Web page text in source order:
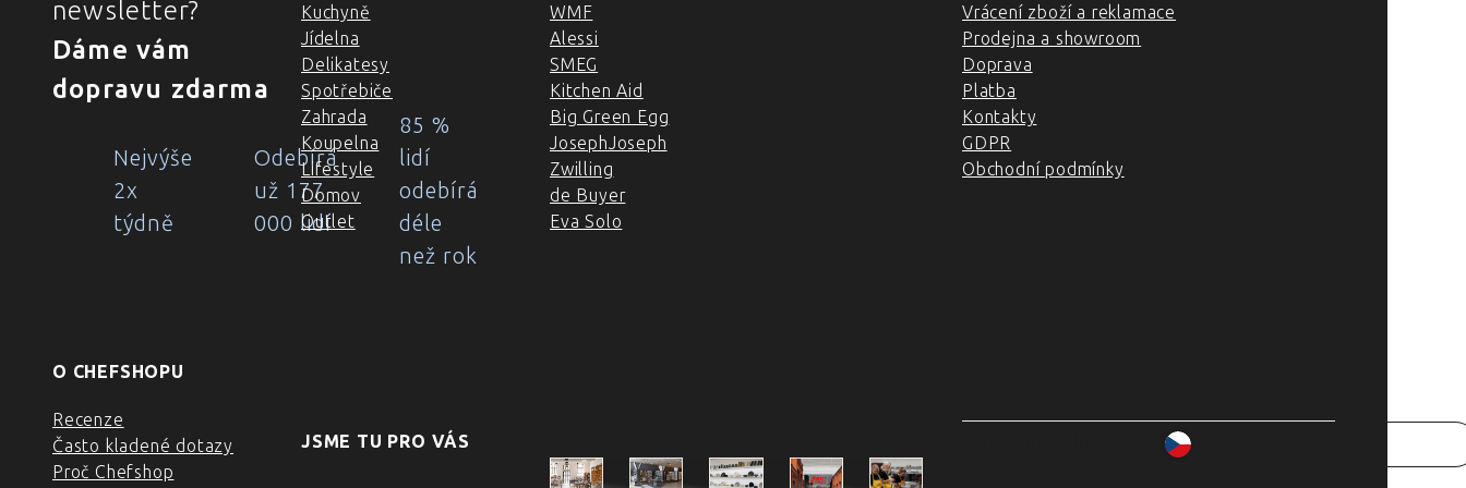
newsletter?
Dáme vám
dopravu zdarma
Nejvýše
2x
týdně
Odebírá
už 177
000 lidí
85 %
lidí
odebírá
déle
než rok
Kuchyně
Jídelna
Delikatesy
Spotřebiče
Zahrada
Koupelna
Lifestyle
Domov
Outlet
WMF
Alessi
SMEG
Kitchen Aid
Big Green Egg
JosephJoseph
Zwilling
de Buyer
Eva Solo
Vrácení zboží a reklamace
Prodejna a showroom
Doprava
Platba
Kontakty
GDPR
Obchodní podmínky
O CHEFSHOPU
Recenze
Často kladené dotazy
Proč Chefshop
JSME TU PRO VÁS www.chefshop.cz